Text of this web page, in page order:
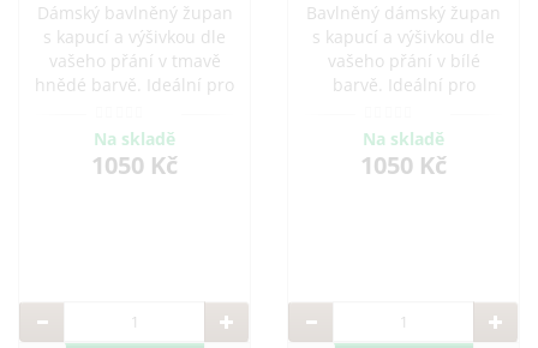
Dámský bavlněný župan
s kapucí a výšivkou dle
vašeho přání v tmavě
hnědé barvě. Ideální pro
po koupeli. Vyroben z
kvalitní bavlny, která je
savá a příjemná na
Na skladě
1050 Kč
Bavlněný dámský župan
s kapucí a výšivkou dle
vašeho přání v bílé
barvě. Ideální pro
po koupeli. Vyroben z
kvalitní bavlny, která je
savá a příjemná na
Na skladě
1050 Kč